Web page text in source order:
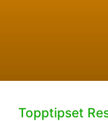
Topptipset